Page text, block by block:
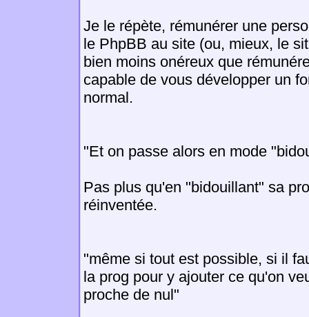
Je le répète, rémunérer une
le PhpBB au site (ou, mieux, le
bien moins onéreux que
capable de vous développer un
normal.
"Et on passe alors en mode
Pas plus qu'en "bidouillant" sa
réinventée.
"même si tout est possible, si il
la prog pour y ajouter ce qu'on
proche de nul"